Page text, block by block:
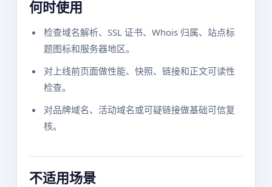
何时使用
检查域名解析、SSL 证书、Whois 归属、站点标
题图标和服务器地区。
对上线前页面做性能、快照、链接和正文可读性
检查。
对品牌域名、活动域名或可疑链接做基础可信复
核。
不适用场景